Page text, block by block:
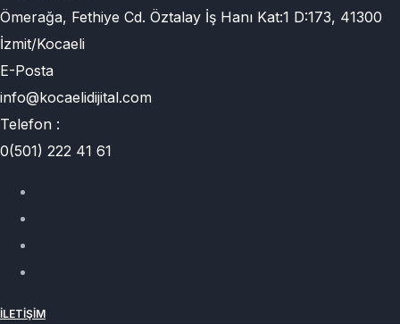
Ömerağa, Fethiye Cd. Öztalay İş Hanı Kat:1 D:173, 41300
İzmit/Kocaeli
E-Posta
info@kocaelidijital.com
Telefon :
0(501) 222 41 61
İLETIŞIM